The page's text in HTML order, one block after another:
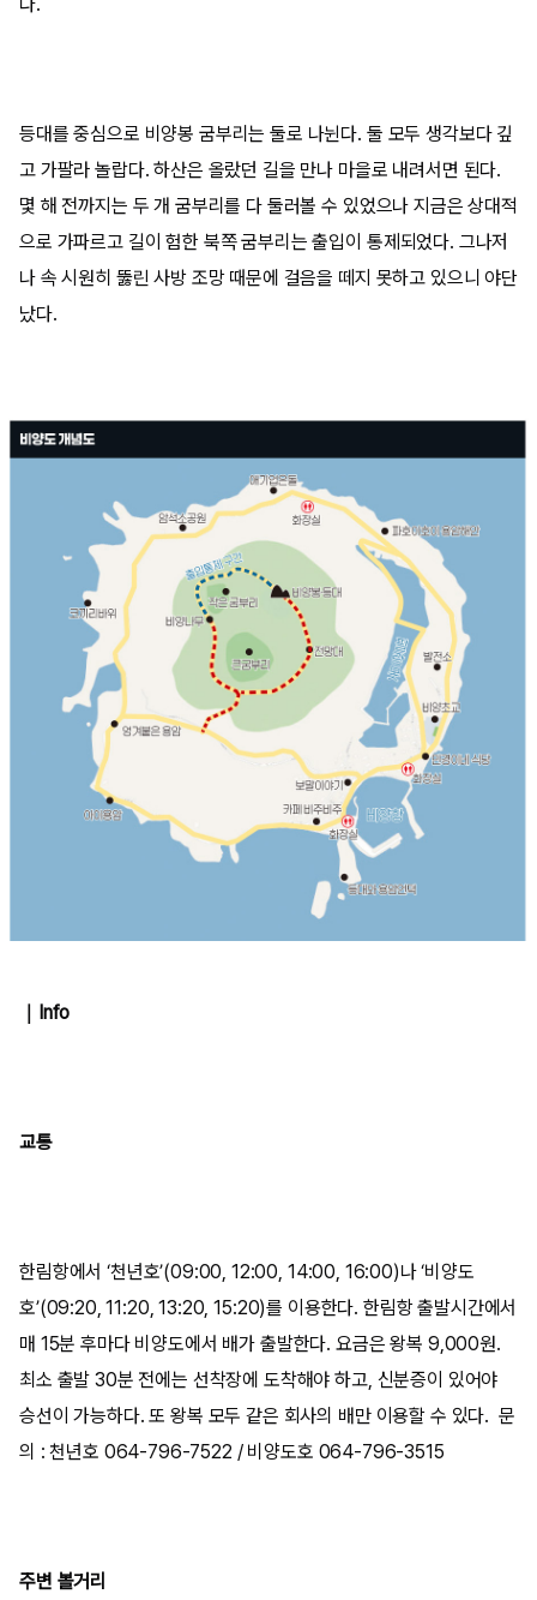
등대를 중심으로 비양봉 굼부리는 둘로 나뉜다. 둘 모두 생각보다 깊
고 가팔라 놀랍다. 하산은 올랐던 길을 만나 마을로 내려서면 된다.
몇 해 전까지는 두 개 굼부리를 다 둘러볼 수 있었으나 지금은 상대적
으로 가파르고 길이 험한 북쪽 굼부리는 출입이 통제되었다. 그나저
나 속 시원히 뚫린 사방 조망 때문에 걸음을 떼지 못하고 있으니 야단
났다.
｜Info
교통
한림항에서 ‘천년호’(09:00, 12:00, 14:00, 16:00)나 ‘비양도
호’(09:20, 11:20, 13:20, 15:20)를 이용한다. 한림항 출발시간에서
매 15분 후마다 비양도에서 배가 출발한다. 요금은 왕복 9,000원.
최소 출발 30분 전에는 선착장에 도착해야 하고, 신분증이 있어야
승선이 가능하다. 또 왕복 모두 같은 회사의 배만 이용할 수 있다. 문
의 : 천년호 064-796-7522 / 비양도호 064-796-3515
주변 볼거리